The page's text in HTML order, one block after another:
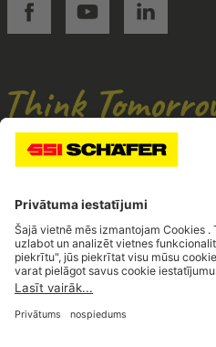
SSI facebookSSI youtubeSSI linkedin
Navigate to home page
© 2026